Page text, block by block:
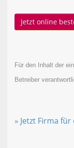
Jetzt online
Für den Inhalt der
Betreiber
» Jetzt Firma